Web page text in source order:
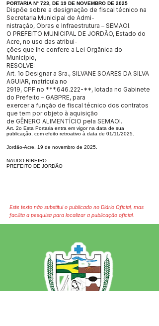
PORTARIA N° 723, DE 19 DE NOVEMBRO DE 2025
Dispõe sobre a designação de fiscal técnico na
Secretaria Municipal de Admi-
nistração, Obras e Infraestrutura – SEMAOI.
O PREFEITO MUNICIPAL DE JORDÃO, Estado do
Acre, no uso das atribui-
ções que lhe confere a Lei Orgânica do
Município,
RESOLVE:
Art. 1o Designar a Sra., SILVANE SOARES DA SILVA
AGUIAR, matrícula no
2919, CPF no ***.646.222-**, lotada no Gabinete
do Prefeito – GABPRE, para
exercer a função de fiscal técnico dos contratos
que tem por objeto à aquisição
de GÊNERO ALIMENTÍCIO pela SEMAOI.
Art. 2o Esta Portaria entra em vigor na data de sua
publicação, com efeito retroativo à data de 01/11/2025.
Jordão-Acre, 19 de novembro de 2025.
NAUDO RIBEIRO
PREFEITO DE JORDÃO
Este texto não substitui o publicado no Diário Oficial, mas
facilita a pesquisa para localizar a publicação oficial.